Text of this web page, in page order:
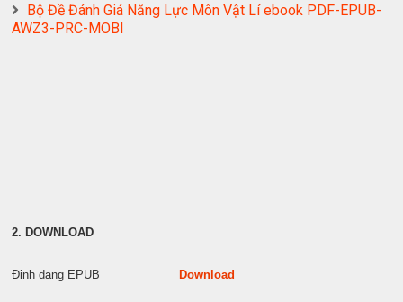
Bộ Đề Đánh Giá Năng Lực Môn Vật Lí ebook PDF-EPUB-
AWZ3-PRC-MOBI
2. DOWNLOAD
Định dạng EPUB Download